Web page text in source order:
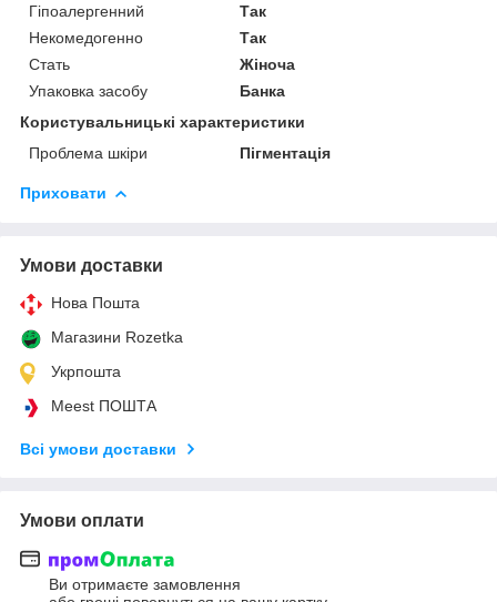
Гіпоалергенний
Так
Некомедогенно
Так
Стать
Жіноча
Упаковка засобу
Банка
Користувальницькі характеристики
Проблема шкіри
Пігментація
Приховати
Умови доставки
Нова Пошта
Магазини Rozetka
Укрпошта
Meest ПОШТА
Всі умови доставки
Умови оплати
Ви отримаєте замовлення